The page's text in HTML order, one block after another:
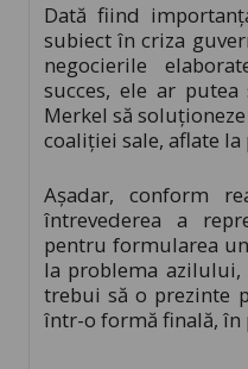
Dată fiind
subiect în criza
negocierile
succes, ele ar
Merkel să
coaliţiei sale, aflate
Așadar, conform
întrevederea a
pentru formularea
la problema azilului,
trebui să o prezinte
într-o formă finală, în